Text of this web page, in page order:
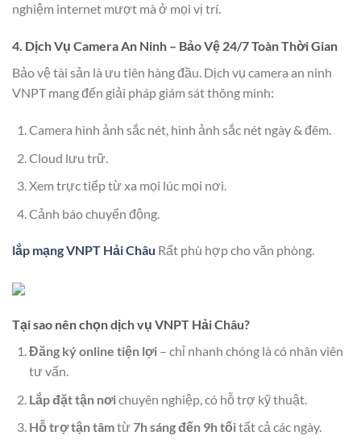
nghiệm internet mượt mà ở mọi vị trí.
4. Dịch Vụ Camera An Ninh – Bảo Vệ 24/7 Toàn Thời Gian
Bảo vệ tài sản là ưu tiên hàng đầu. Dịch vụ camera an ninh
VNPT mang đến giải pháp giám sát thông minh:
Camera hình ảnh sắc nét, hình ảnh sắc nét ngày & đêm.
Cloud lưu trữ.
Xem trực tiếp từ xa mọi lúc mọi nơi.
Cảnh báo chuyển động.
lắp mạng VNPT Hải Châu Rất phù hợp cho văn phòng.
Tại sao nên chọn dịch vụ VNPT Hải Châu?
Đăng ký online tiện lợi– chỉ nhanh chóng là có nhân viên
tư vấn.
Lắp đặt tận nơichuyên nghiệp, có hỗ trợ kỹ thuật.
Hỗ trợ tận tâmtừ7h sáng đến 9h tốitất cả các ngày.